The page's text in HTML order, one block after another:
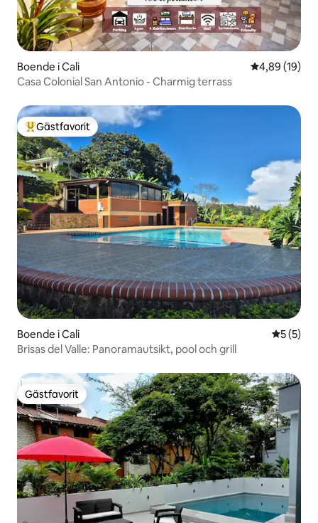
Boende i Cali 4,89 av 5 i
4,89 (19)
Casa Colonial San Antonio - Charmig terrass
Populär gästfavorit
Gästfavorit
Boende i Cali 5 av 5 i
5 (5)
Brisas del Valle: Panoramautsikt, pool och grill
Gästfavorit
Gästfavorit